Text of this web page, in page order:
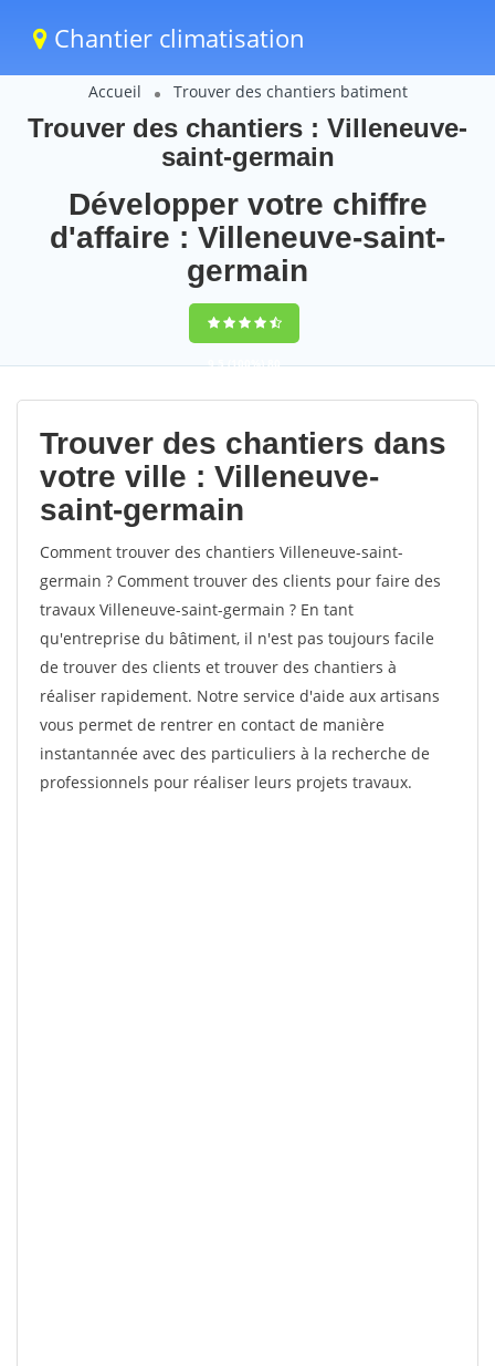
Chantier climatisation
Accueil Trouver des chantiers batiment
Trouver des chantiers : Villeneuve-
saint-germain
Développer votre chiffre
d'affaire : Villeneuve-saint-
germain
9,5(100%)80
votes
Trouver des chantiers dans
votre ville : Villeneuve-
saint-germain
Comment trouver des chantiers Villeneuve-saint-
germain ? Comment trouver des clients pour faire des
travaux Villeneuve-saint-germain ? En tant
qu'entreprise du bâtiment, il n'est pas toujours facile
de trouver des clients et trouver des chantiers à
réaliser rapidement. Notre service d'aide aux artisans
vous permet de rentrer en contact de manière
instantannée avec des particuliers à la recherche de
professionnels pour réaliser leurs projets travaux.